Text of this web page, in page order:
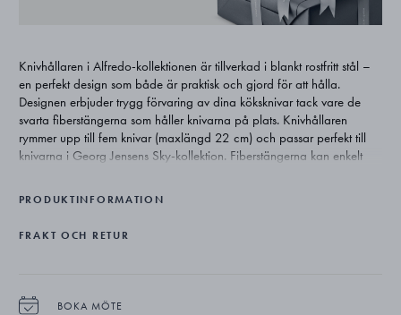
Knivhållaren i Alfredo-kollektionen är tillverkad i blankt rostfritt stål –
en perfekt design som både är praktisk och gjord för att hålla.
Designen erbjuder trygg förvaring av dina köksknivar tack vare de
svarta fiberstängerna som håller knivarna på plats. Knivhållaren
rymmer upp till fem knivar (maxlängd 22 cm) och passar perfekt till
knivarna i Georg Jensens Sky-kollektion. Fiberstängerna kan enkelt
PRODUKTINFORMATION
FRAKT OCH RETUR
BOKA MÖTE